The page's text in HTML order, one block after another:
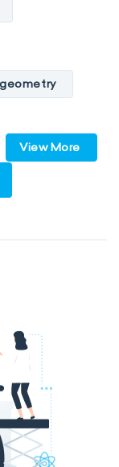
View More